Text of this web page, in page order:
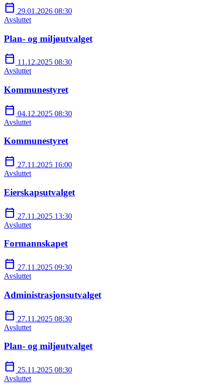
calendar_today 29.01.2026 08:30
Avsluttet
Plan- og miljøutvalget
calendar_today 11.12.2025 08:30
Avsluttet
Kommunestyret
calendar_today 04.12.2025 08:30
Avsluttet
Kommunestyret
calendar_today 27.11.2025 16:00
Avsluttet
Eierskapsutvalget
calendar_today 27.11.2025 13:30
Avsluttet
Formannskapet
calendar_today 27.11.2025 09:30
Avsluttet
Administrasjonsutvalget
calendar_today 27.11.2025 08:30
Avsluttet
Plan- og miljøutvalget
calendar_today 25.11.2025 08:30
Avsluttet